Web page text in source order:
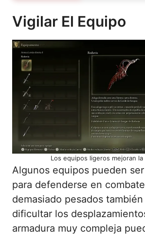
Vigilar El Equipo
Los equipos ligeros mejoran la
Algunos equipos pueden
para defenderse en
demasiado pesados
dificultar los
armadura muy compleja